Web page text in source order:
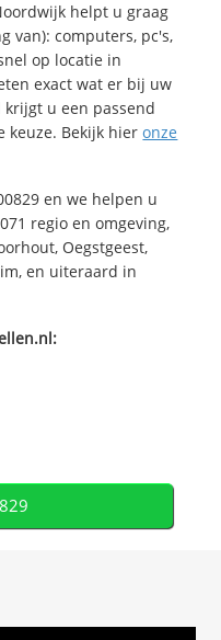
helpt u graag
van): computers, pc's,
op locatie in
exact wat er bij uw
u een passend
keuze. Bekijk hieronze
en we helpen u
regio en omgeving,
Oegstgeest,
en uiteraard in